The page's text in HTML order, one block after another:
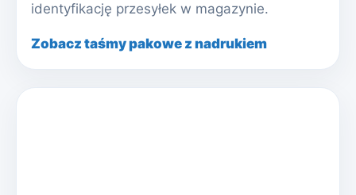
identyfikację przesyłek w magazynie.
Zobacz taśmy pakowe z nadrukiem